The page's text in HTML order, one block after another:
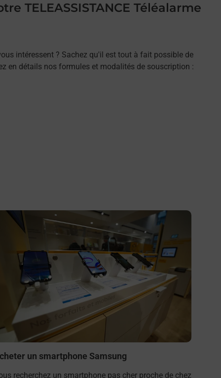
TELEASSISTANCE Téléalarme
intéressent ? Sachez qu'il est tout à fait possible de
en détails nos formules et modalités de souscription :
savoir plus
un smartphone Samsung
recherchez un smartphone pas cher proche de chez